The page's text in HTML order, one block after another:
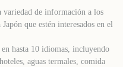
variedad de información a los
que estén interesados ​​en el
hasta 10 idiomas, incluyendo
aguas termales, comida